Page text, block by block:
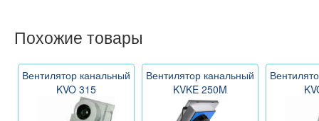
Похожие товары
Вентилятор канальный
KVO 315
Вентилятор канальный
KVKE 250M